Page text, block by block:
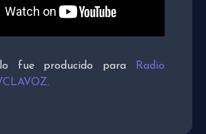
fue producido para
Radio